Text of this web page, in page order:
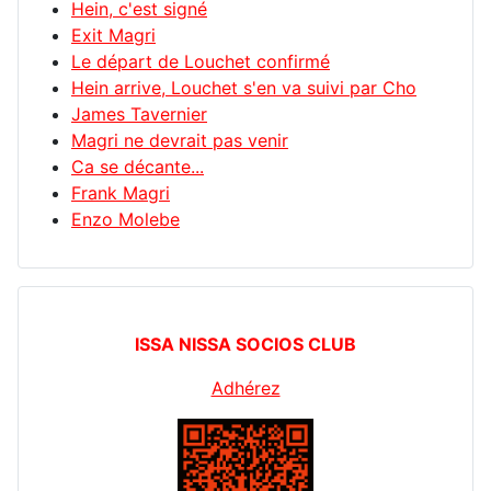
Hein, c'est signé
Exit Magri
Le départ de Louchet confirmé
Hein arrive, Louchet s'en va suivi par Cho
James Tavernier
Magri ne devrait pas venir
Ca se décante...
Frank Magri
Enzo Molebe
ISSA NISSA SOCIOS CLUB
Adhérez